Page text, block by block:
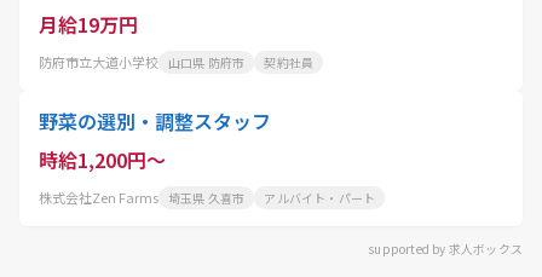
月給19万円
防府市立大道小学校 山口県 防府市 契約社員
野菜の選別・調整スタッフ
時給1,200円～
株式会社Zen Farms 埼玉県 久喜市 アルバイト・パート
supported by 求人ボックス